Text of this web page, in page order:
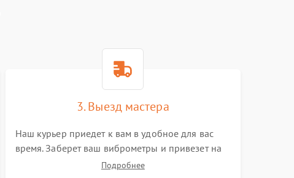
3. Выезд мастера
Наш курьер приедет к вам в удобное для вас
время. Заберет ваш виброметры и привезет на
склад для диагностики.Подробнее